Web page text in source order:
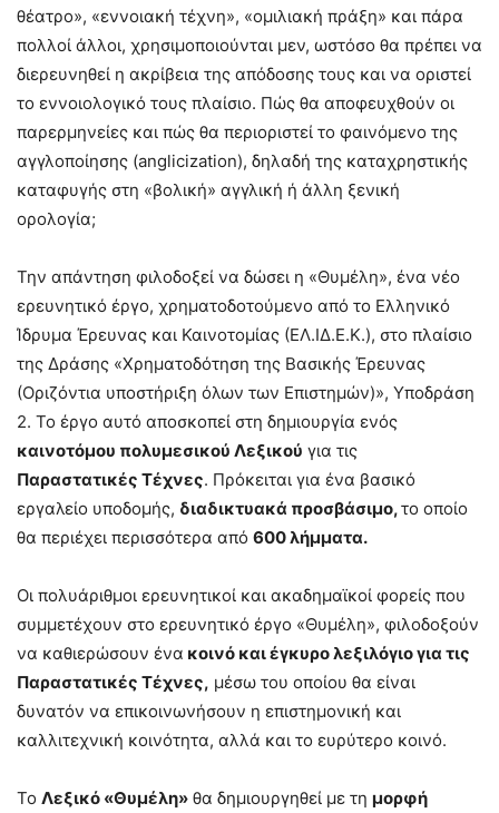
θέατρο», «εννοιακή τέχνη», «ομιλιακή πράξη» και πάρα
πολλοί άλλοι, χρησιμοποιούνται μεν, ωστόσο θα πρέπει να
διερευνηθεί η ακρίβεια της απόδοσης τους και να οριστεί
το εννοιολογικό τους πλαίσιο. Πώς θα αποφευχθούν οι
παρερμηνείες και πώς θα περιοριστεί το φαινόμενο της
αγγλοποίησης (anglicization), δηλαδή της καταχρηστικής
καταφυγής στη «βολική» αγγλική ή άλλη ξενική
ορολογία;
Την απάντηση φιλοδοξεί να δώσει η «Θυμέλη», ένα νέο
ερευνητικό έργο, χρηματοδοτούμενο από το Ελληνικό
Ίδρυμα Έρευνας και Καινοτομίας (ΕΛ.ΙΔ.Ε.Κ.), στο πλαίσιο
της Δράσης «Χρηματοδότηση της Βασικής Έρευνας
(Οριζόντια υποστήριξη όλων των Επιστημών)», Υποδράση
2. Το έργο αυτό αποσκοπεί στη δημιουργία ενός
καινοτόμου πολυμεσικού Λεξικού για τις
Παραστατικές Τέχνες. Πρόκειται για ένα βασικό
εργαλείο υποδομής, διαδικτυακά προσβάσιμο,το οποίο
θα περιέχει περισσότερα από 600 λήμματα.
Οι πολυάριθμοι ερευνητικοί και ακαδημαϊκοί φορείς που
συμμετέχουν στο ερευνητικό έργο «Θυμέλη», φιλοδοξούν
να καθιερώσουν ένα κοινό και έγκυρο λεξιλόγιο για τις
Παραστατικές Τέχνες, μέσω του οποίου θα είναι
δυνατόν να επικοινωνήσουν η επιστημονική και
καλλιτεχνική κοινότητα, αλλά και το ευρύτερο κοινό.
Το Λεξικό «Θυμέλη» θα δημιουργηθεί με τη μορφή